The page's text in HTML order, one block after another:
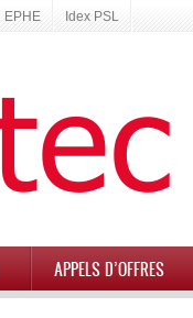
EPHE Idex PSL
APPELS D’OFFRES